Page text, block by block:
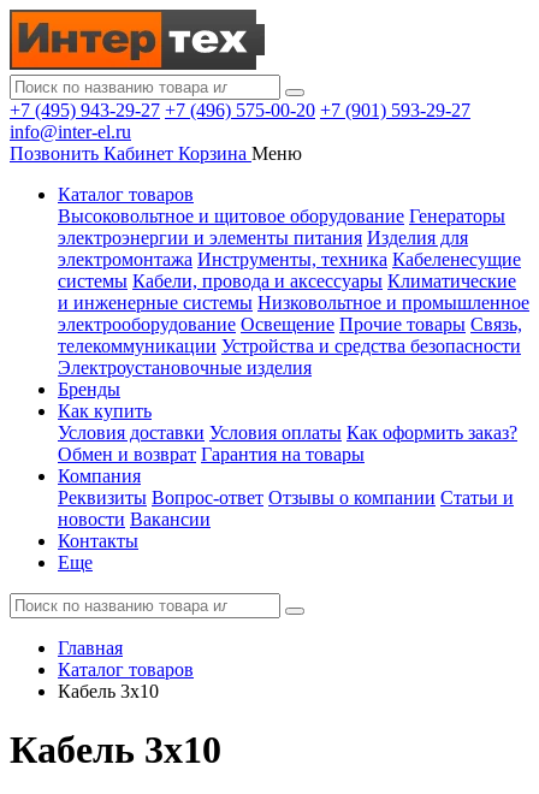
+7 (495) 943-29-27 +7 (496) 575-00-20 +7 (901) 593-29-27
info@inter-el.ru
Позвонить Кабинет Корзина Меню
Каталог товаров
Высоковольтное и щитовое оборудование Генераторы
электроэнергии и элементы питания Изделия для
электромонтажа Инструменты, техника Кабеленесущие
системы Кабели, провода и аксессуары Климатические
и инженерные системы Низковольтное и промышленное
электрооборудование Освещение Прочие товары Связь,
телекоммуникации Устройства и средства безопасности
Электроустановочные изделия
Бренды
Как купить
Условия доставки Условия оплаты Как оформить заказ?
Обмен и возврат Гарантия на товары
Компания
Реквизиты Вопрос-ответ Отзывы о компании Статьи и
новости Вакансии
Контакты
Еще
Главная
Каталог товаров
Кабель 3x10
Кабель 3x10